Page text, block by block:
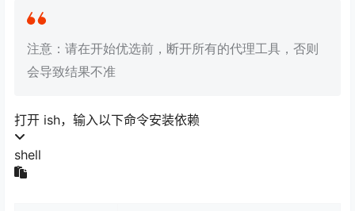
注意：请在开始优选前，断开所有的代理工具，否则
会导致结果不准
打开 ish，输入以下命令安装依赖
shell